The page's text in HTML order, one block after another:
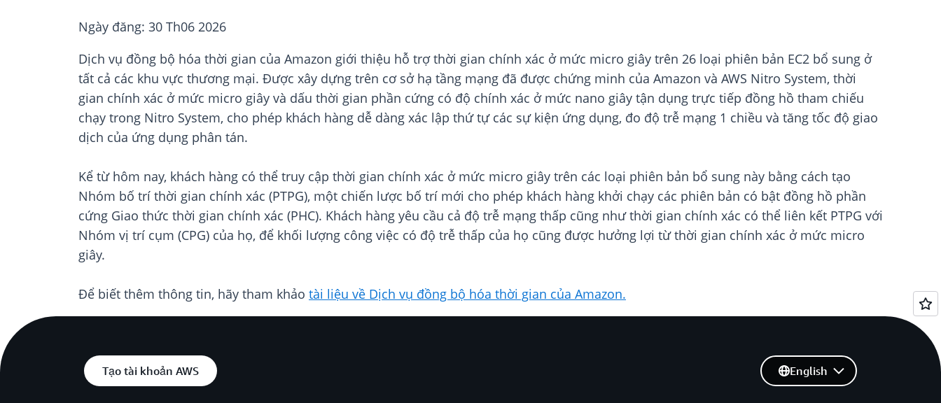
Ngày đăng: 30 Th06 2026
Dịch vụ đồng bộ hóa thời gian của Amazon giới thiệu hỗ trợ thời gian chính xác ở mức micro giây trên 26 loại phiên bản EC2 bổ sung ở
tất cả các khu vực thương mại. Được xây dựng trên cơ sở hạ tầng mạng đã được chứng minh của Amazon và AWS Nitro System, thời
gian chính xác ở mức micro giây và dấu thời gian phần cứng có độ chính xác ở mức nano giây tận dụng trực tiếp đồng hồ tham chiếu
chạy trong Nitro System, cho phép khách hàng dễ dàng xác lập thứ tự các sự kiện ứng dụng, đo độ trễ mạng 1 chiều và tăng tốc độ giao
dịch của ứng dụng phân tán.
Kể từ hôm nay, khách hàng có thể truy cập thời gian chính xác ở mức micro giây trên các loại phiên bản bổ sung này bằng cách tạo
Nhóm bố trí thời gian chính xác (PTPG), một chiến lược bố trí mới cho phép khách hàng khởi chạy các phiên bản có bật đồng hồ phần
cứng Giao thức thời gian chính xác (PHC). Khách hàng yêu cầu cả độ trễ mạng thấp cũng như thời gian chính xác có thể liên kết PTPG với
Nhóm vị trí cụm (CPG) của họ, để khối lượng công việc có độ trễ thấp của họ cũng được hưởng lợi từ thời gian chính xác ở mức micro
giây.
Để biết thêm thông tin, hãy tham khảo tài liệu về Dịch vụ đồng bộ hóa thời gian của Amazon.
Tạo tài khoản AWS English